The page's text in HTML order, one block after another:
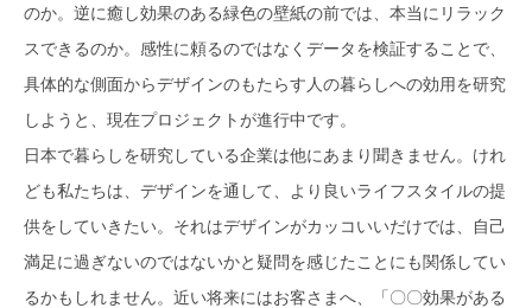
のか。逆に癒し効果のある緑色の壁紙の前では、本当にリラック
スできるのか。感性に頼るのではなくデータを検証することで、
具体的な側面からデザインのもたらす人の暮らしへの効用を研究
しようと、現在プロジェクトが進行中です。
日本で暮らしを研究している企業は他にあまり聞きません。けれ
ども私たちは、デザインを通して、より良いライフスタイルの提
供をしていきたい。それはデザインがカッコいいだけでは、自己
満足に過ぎないのではないかと疑問を感じたことにも関係してい
るかもしれません。近い将来にはお客さまへ、「〇〇効果がある